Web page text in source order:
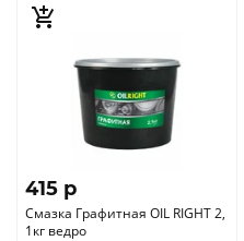
415 p
Смазка Графитная OIL RIGHT 2,
1кг ведро